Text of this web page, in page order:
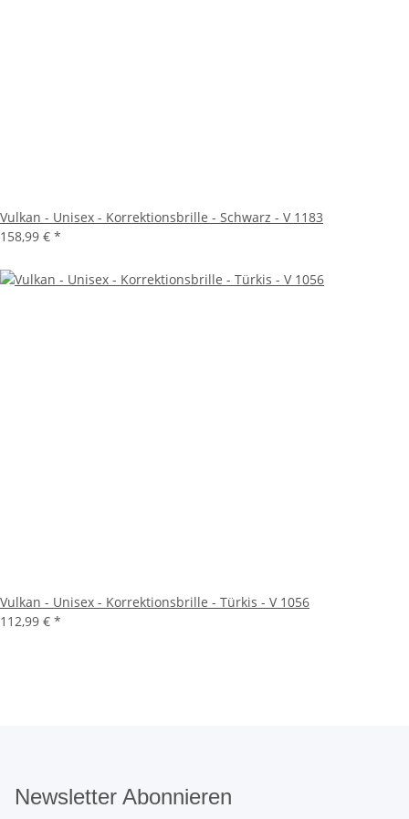
Vulkan - Unisex - Korrektionsbrille - Schwarz - V 1183
158,99 € *
Vulkan - Unisex - Korrektionsbrille - Türkis - V 1056
112,99 € *
Newsletter Abonnieren